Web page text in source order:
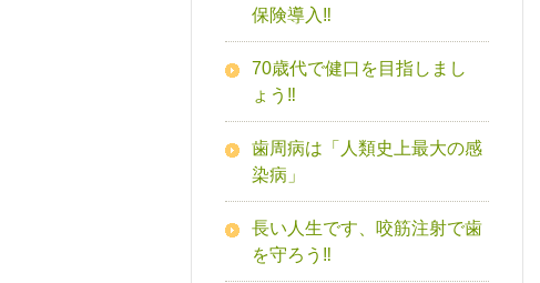
保険導入‼
70歳代で健口を目指しまし
ょう‼
歯周病は「人類史上最大の感
染病」
長い人生です、咬筋注射で歯
を守ろう‼